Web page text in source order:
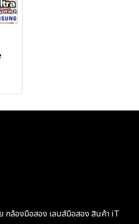
คน
กล้องมือสอง เลนส์มือสอง สินค้า iT